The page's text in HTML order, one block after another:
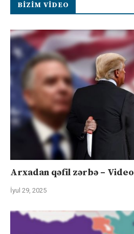
BIZIM VIDEO
Arxadan qəfil zərbə – Video
İyul 29, 2025